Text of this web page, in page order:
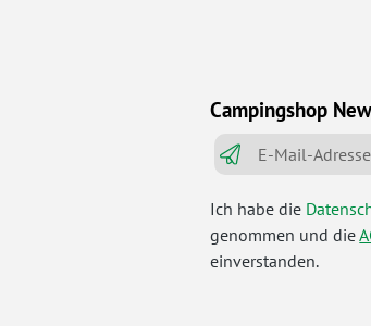
Campingshop
Ich habe die
genommen und die
einverstanden.